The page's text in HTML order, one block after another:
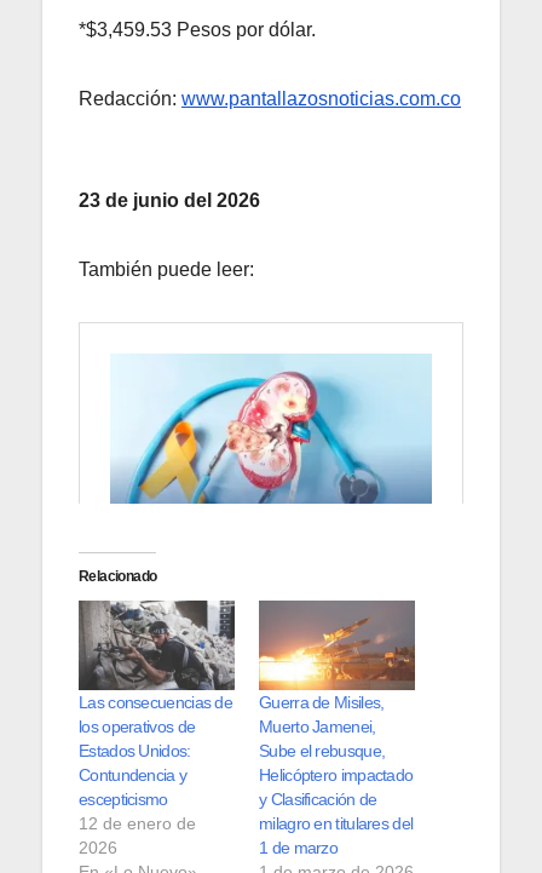
*$3,459.53 Pesos por dólar.
Redacción: www.pantallazosnoticias.com.co
23 de junio del 2026
También puede leer:
Relacionado
Las consecuencias de
los operativos de
Estados Unidos:
Contundencia y
escepticismo
12 de enero de
2026
Guerra de Misiles,
Muerto Jamenei,
Sube el rebusque,
Helicóptero impactado
y Clasificación de
milagro en titulares del
1 de marzo